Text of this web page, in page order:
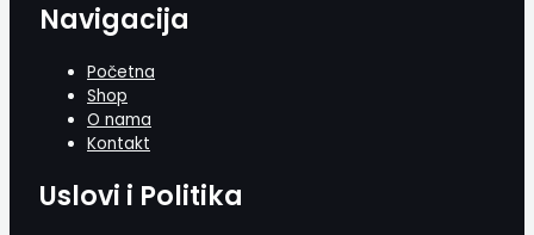
Navigacija
Početna
Shop
O nama
Kontakt
Uslovi i Politika